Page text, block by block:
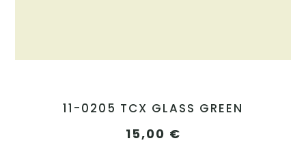
11-0205 TCX GLASS GREEN
15,00 €